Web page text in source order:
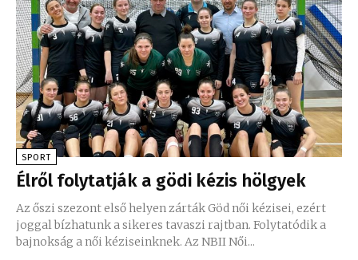
SPORT
Élről folytatják a gödi kézis hölgyek
Az őszi szezont első helyen zárták Göd női kézisei, ezért
joggal bízhatunk a sikeres tavaszi rajtban. Folytatódik a
bajnokság a női kéziseinknek. Az NBII Női...